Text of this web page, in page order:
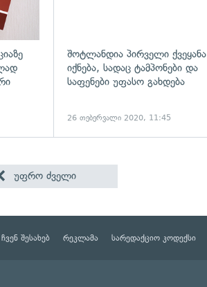
შოტლანდია პირველი ქვეყანა
იქნება, სადაც ტამპონები და
საფენები უფასო გახდება
26 თებერვალი 2020, 11:45
უფრო ძველი
ჩვენ შესახებ რეკლამა სარედაქციო კოდექსი